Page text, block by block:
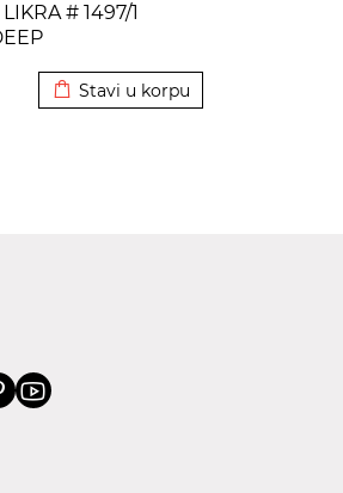
# 1497/1
Stavi u korpu